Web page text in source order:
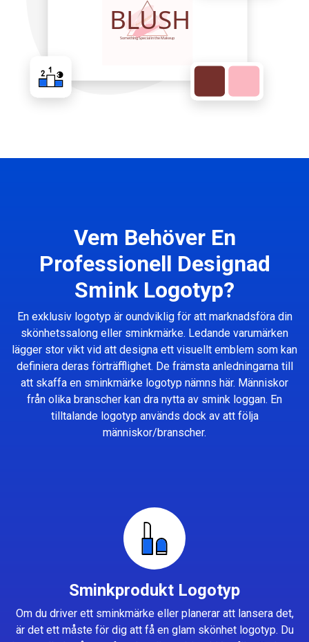
Vem Behöver En
Professionell Designad
Smink Logotyp?
En exklusiv logotyp är oundviklig för att marknadsföra din
skönhetssalong eller sminkmärke. Ledande varumärken
lägger stor vikt vid att designa ett visuellt emblem som kan
definiera deras förträfflighet. De främsta anledningarna till
att skaffa en sminkmärke logotyp nämns här. Människor
från olika branscher kan dra nytta av smink loggan. En
tilltalande logotyp används dock av att följa
människor/branscher.
Sminkprodukt Logotyp
Om du driver ett sminkmärke eller planerar att lansera det,
är det ett måste för dig att få en glam skönhet logotyp. Du